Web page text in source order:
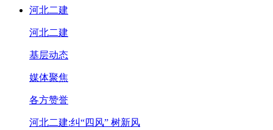
河北二建
河北二建
基层动态
媒体聚焦
各方赞誉
河北二建:纠“四风” 树新风